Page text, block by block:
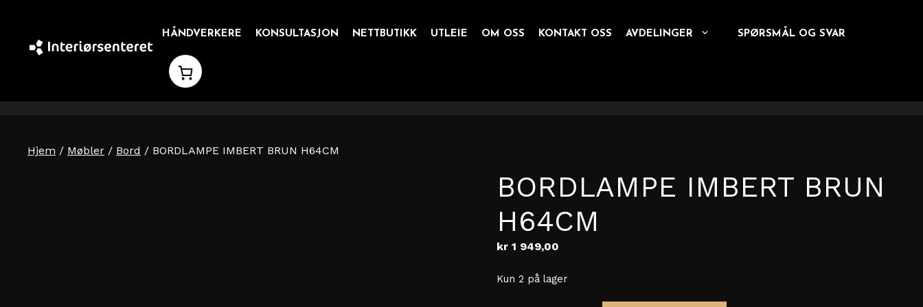
innhold
HÅNDVERKERE KONSULTASJON NETTBUTIKK UTLEIE OM OSS KONTAKT OSS AVDELINGER SPØRSMÅL OG SVAR
Hjem / Møbler / Bord / BORDLAMPE IMBERT BRUN H64CM
BORDLAMPE IMBERT BRUN
H64CM
kr1 949,00
Kun 2 på lager